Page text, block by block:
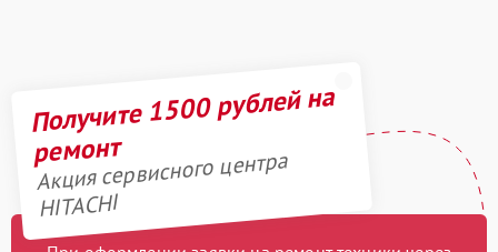
Получите 1500 рублей на
ремонт
Акция сервисного центра
HITACHI